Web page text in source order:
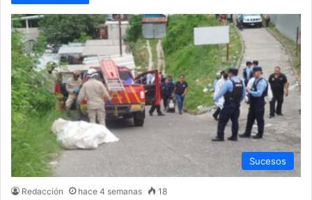
Sucesos
Redacción hace 4 semanas 18